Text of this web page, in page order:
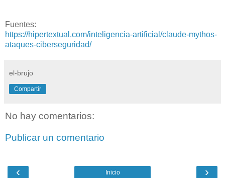
Fuentes:
https://hipertextual.com/inteligencia-artificial/claude-mythos-
ataques-ciberseguridad/
el-brujo
Compartir
No hay comentarios:
Publicar un comentario
‹ ›
Inicio